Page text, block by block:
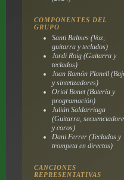
COMPONENTES DEL
GRUPO
Santi Balmes (Voz,
guitarra y teclados)
Jordi Roig (Guitarra y
teclados)
Joan Ramón Planell
y sintetizadores)
Oriol Bonet (Batería y
programación)
Julián Saldarriaga
(Guitarra,
y coros)
Dani Ferrer (Teclados y
trompeta en directos)
CANCIONES
REPRESENTATIVAS